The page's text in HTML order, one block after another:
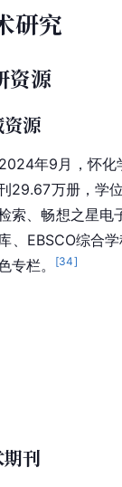
研究
资源
源
年9月，怀化
29.67万册，学
索、畅想之星电
、EBSCO综合
专栏。
[34]
刊